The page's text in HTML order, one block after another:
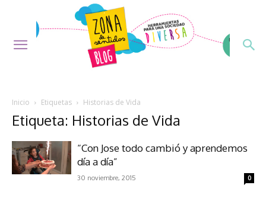
Inicio Etiquetas Historias de Vida
Etiqueta: Historias de Vida
“Con Jose todo cambió y aprendemos
día a día”
30 noviembre, 2015 0